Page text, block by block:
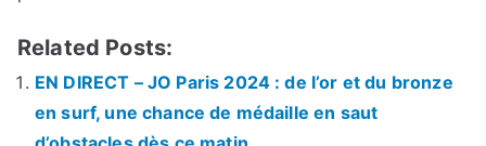
Related Posts:
EN DIRECT – JO Paris 2024 : de l’or et du bronze
en surf, une chance de médaille en saut